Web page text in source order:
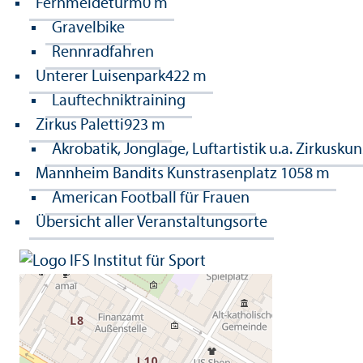
Fernmeldeturm0 m
Gravelbike
Rennradfahren
Unterer Luisenpark422 m
Lauftechniktraining
Zirkus Paletti923 m
Akrobatik, Jonglage, Luftartistik u.a.
Mannheim Bandits Kunstrasenplatz 1058 m
American Football für Frauen
Übersicht aller Veranstaltungsorte